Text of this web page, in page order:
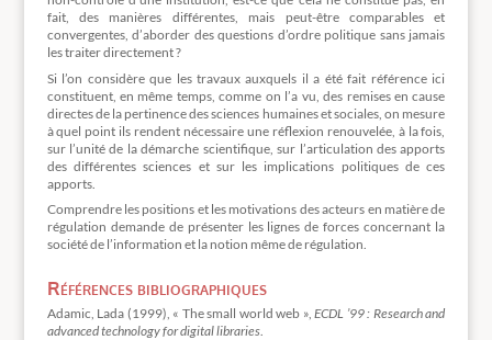
fait, des manières différentes, mais peut-être comparables et
convergentes, d’aborder des questions d’ordre politique sans jamais
les traiter directement ?
Si l’on considère que les travaux auxquels il a été fait référence ici
constituent, en même temps, comme on l’a vu, des remises en cause
directes de la pertinence des sciences humaines et sociales, on mesure
à quel point ils rendent nécessaire une réflexion renouvelée, à la fois,
sur l’unité de la démarche scientifique, sur l’articulation des apports
des différentes sciences et sur les implications politiques de ces
apports.
Comprendre les positions et les motivations des acteurs en matière de
régulation demande de présenter les lignes de forces concernant la
société de l’information et la notion même de régulation.
Références bibliographiques
Adamic, Lada (1999), « The small world web »,ECDL ’99 : Research and
advanced technology for digital libraries.